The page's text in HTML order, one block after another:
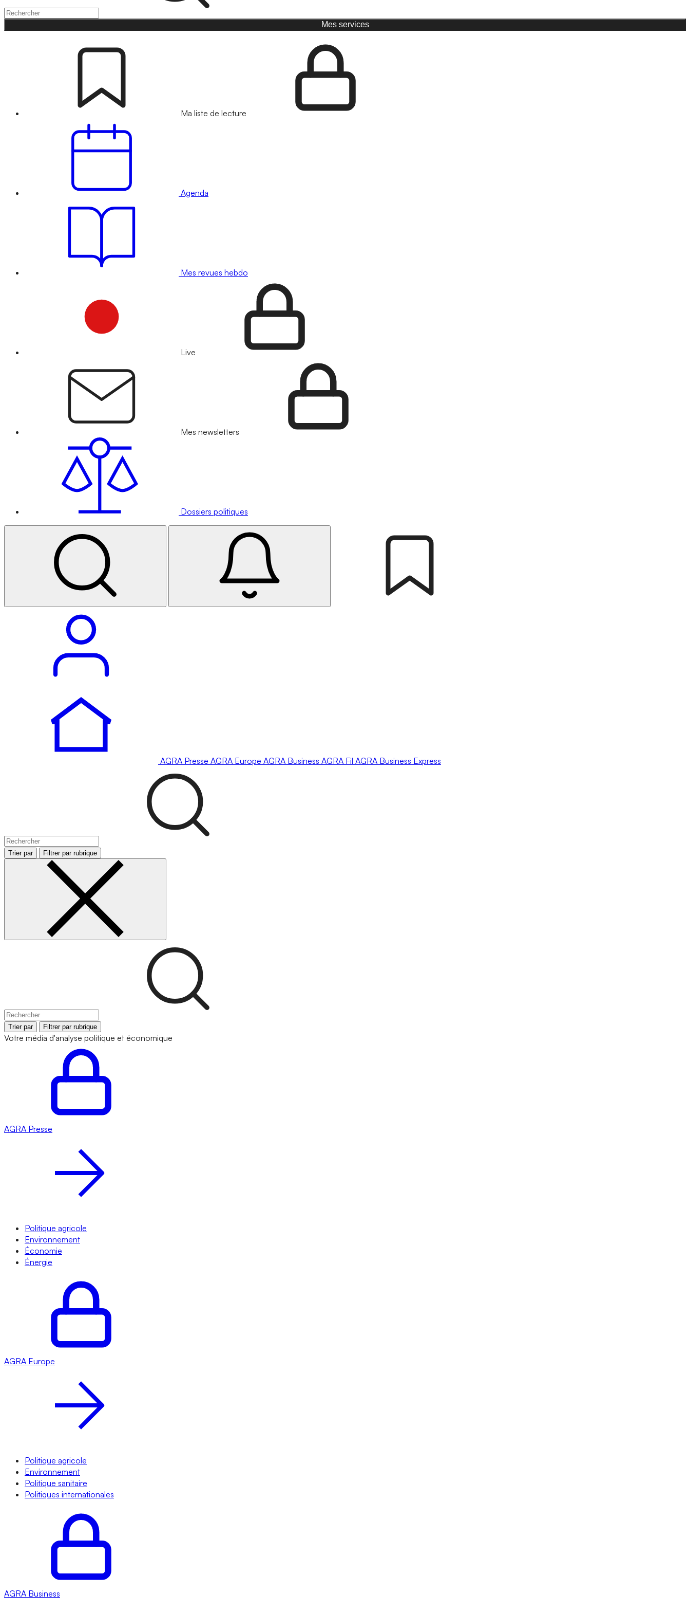
Mes services
Ma liste de lecture
Agenda
Mes revues hebdo
Live
Mes newsletters
Dossiers politiques
AGRA Presse AGRA Europe AGRA Business AGRA Fil AGRA Business Express
Trier par Filtrer par rubrique
Trier par Filtrer par rubrique
Votre média d'analyse politique et économique
AGRA Presse
Politique agricole
Environnement
Économie
Énergie
AGRA Europe
Politique agricole
Environnement
Politique sanitaire
Politiques internationales
AGRA Business